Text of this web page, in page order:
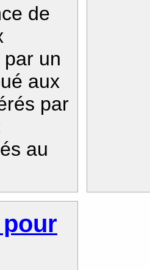
de
un
aux
par
au